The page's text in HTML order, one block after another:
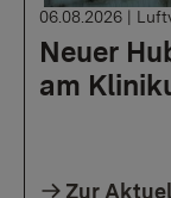
Neuer
am
06.08.2026 |
Zur